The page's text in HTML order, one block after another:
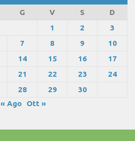
G V S
D
1
2
3
7 8 9
10
14 15 16
17
21 22 23
24
28 29
30
« Ago
Ott »